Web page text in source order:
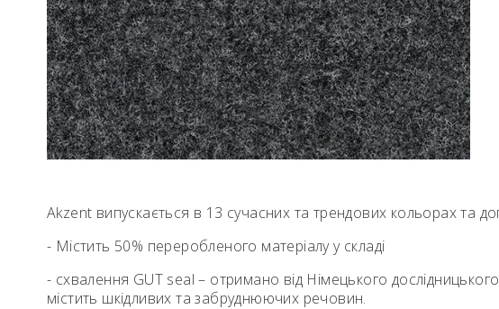
Akzent випускається в 13 сучасних та трендових кольорах та
- Містить 50% переробленого матеріалу у складі
- схвалення GUT seal – отримано від Німецького
містить шкідливих та забруднюючих речовин.